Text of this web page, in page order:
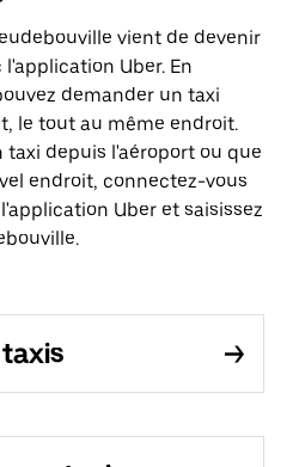
vient de devenir
Uber. En
demander un taxi
le tout au même endroit.
taxi depuis l'aéroport ou que
endroit, connectez-vous
Uber et saisissez